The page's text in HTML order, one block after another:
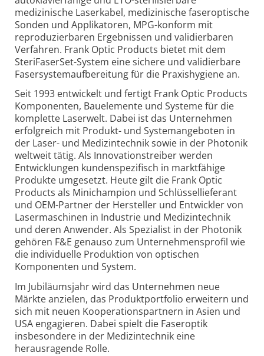
medizinische Laserkabel, medizinische faseroptische
Sonden und Applikatoren, MPG-konform mit
reproduzierbaren Ergebnissen und validierbaren
Verfahren. Frank Optic Products bietet mit dem
SteriFaserSet-System eine sichere und validierbare
Fasersystemaufbereitung für die Praxishygiene an.
Seit 1993 entwickelt und fertigt Frank Optic Products
Komponenten, Bauelemente und Systeme für die
komplette Laserwelt. Dabei ist das Unternehmen
erfolgreich mit Produkt- und Systemangeboten in
der Laser- und Medizintechnik sowie in der Photonik
weltweit tätig. Als Innovationstreiber werden
Entwicklungen kundenspezifisch in marktfähige
Produkte umgesetzt. Heute gilt die Frank Optic
Products als Minichampion und Schlüssellieferant
und OEM-Partner der Hersteller und Entwickler von
Lasermaschinen in Industrie und Medizintechnik
und deren Anwender. Als Spezialist in der Photonik
gehören F&E genauso zum Unternehmensprofil wie
die individuelle Produktion von optischen
Komponenten und System.
Im Jubiläumsjahr wird das Unternehmen neue
Märkte anzielen, das Produktportfolio erweitern und
sich mit neuen Kooperationspartnern in Asien und
USA engagieren. Dabei spielt die Faseroptik
insbesondere in der Medizintechnik eine
herausragende Rolle.